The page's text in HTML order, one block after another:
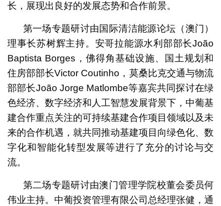
长，展现出良好的发展态势和合作前景。
第一场专题研讨由国际清洁能源论坛（澳门）
理事长苏树辉主持。安哥拉能源水利部部长João
Baptista Borges，佛得角基础设施、国土规划和
住房部部长Victor Coutinho，莫桑比克交通与物流
部部长João Jorge Matlombe等嘉宾共同探讨在绿
色经济、数字经济和人工智慧发展背景下，中葡基
建合作重点关注的可持续基建合作项目领域以及未
来的合作机遇，就共同推动基建项目向绿色化、数
字化和智能化转型发展等进行了充分的讨论与交
流。
第二场专题研讨由澳门管理学院校董会委员何
伟业主持。中葡投资管理有限公司总经理张健，通